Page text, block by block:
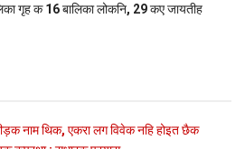
गृह क 16 बालिका लोकनि, 29 कए जायतीह
नाम थिक, एकरा लग विवेक नहि होइत छैक